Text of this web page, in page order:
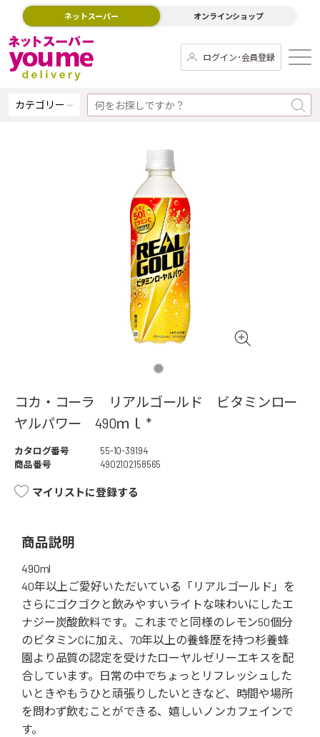
ネットスーパー オンラインショップ
ログイン･会員登録
カテゴリー
コカ・コーラ リアルゴールド ビタミンロー
ヤルパワー 490ｍｌ *
カタログ番号
55-10-39194
商品番号
4902102158565
マイリストに登録する
商品説明
490ml
40年以上ご愛好いただいている「リアルゴールド」を
さらにゴクゴクと飲みやすいライトな味わいにしたエ
ナジー炭酸飲料です。これまでと同様のレモン50個分
のビタミンCに加え、70年以上の養蜂歴を持つ杉養蜂
園より品質の認定を受けたローヤルゼリーエキスを配
合しています。日常の中でちょっとリフレッシュした
いときやもうひと頑張りしたいときなど、時間や場所
を問わず飲むことができる、嬉しいノンカフェインで
す。